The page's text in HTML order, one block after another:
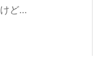
ど…